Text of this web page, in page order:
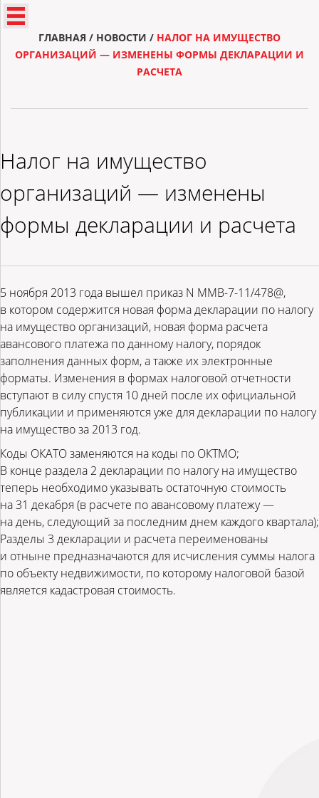
ГЛАВНАЯ / НОВОСТИ / НАЛОГ НА ИМУЩЕСТВО
ОРГАНИЗАЦИЙ — ИЗМЕНЕНЫ ФОРМЫ ДЕКЛАРАЦИИ И
РАСЧЕТА
Налог на имущество
организаций — изменены
формы декларации и расчета
5 ноября 2013 года вышел приказ N ММВ-7-11/478@,
в котором содержится новая форма декларации по налогу
на имущество организаций, новая форма расчета
авансового платежа по данному налогу, порядок
заполнения данных форм, а также их электронные
форматы. Изменения в формах налоговой отчетности
вступают в силу спустя 10 дней после их официальной
публикации и применяются уже для декларации по налогу
на имущество за 2013 год.
Коды ОКАТО заменяются на коды по ОКТМО;
В конце раздела 2 декларации по налогу на имущество
теперь необходимо указывать остаточную стоимость
на 31 декабря (в расчете по авансовому платежу —
на день, следующий за последним днем каждого квартала);
Разделы 3 декларации и расчета переименованы
и отныне предназначаются для исчисления суммы налога
по объекту недвижимости, по которому налоговой базой
является кадастровая стоимость.